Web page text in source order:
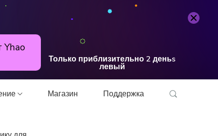
Yhao
Только приблизительно 2 деньs
левый
Магазин Поддержка
Попробуйте бесплатно